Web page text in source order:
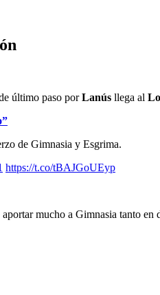
último paso porLanús llega al
de Gimnasia y Esgrima.
https://t.co/tBAJGoUEyp
mucho a Gimnasia tanto